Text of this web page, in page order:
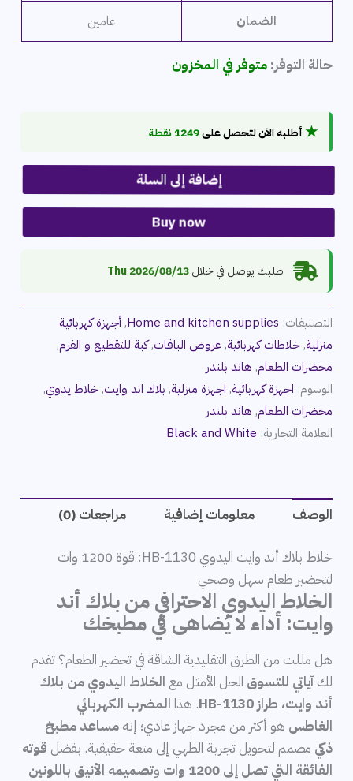
الضمان عامين
حالة التوفر: متوفر في المخزون
★أطلبه الآن لتحصل على1249 نقطة
إضافة إلى السلة
Buy now
طلبك يوصل في خلال2026/08/13 Thu
التصنيفات: Home and kitchen supplies
,أجهزة كهربائية
منزلية,خلاطات كهربائية,عروض الباقات,كبة للتقطيع و الفرم,
محضرات الطعام, هاند بلندر
الوسوم: اجهزة كهربائية, اجهزة منزلية, بلاك اند وايت,خلاط يدوي,
محضرات الطعام, هاند بلندر
العلامة التجارية: Black and White
الوصف معلومات إضافية مراجعات (0)
خلاط بلاك أند وايت اليدوي HB-1130: قوة 1200 وات
لتحضير طعام سهل وصحي
الخلاط اليدوي الاحترافي من بلاك أند
وايت: أداء لا يُضاهى في مطبخك
هل مللت من الطرق التقليدية الشاقة في تحضير الطعام؟ تقدم
لكآياتي للتسوق الحل الأمثل مع الخلاط اليدوي من بلاك
أند وايت، طراز HB-1130
. هذا المضرب الكهربائي
الغاطس هو أكثر من مجرد جهاز عادي؛ إنهمساعد مطبخ
ذكي مصمم لتحويل تجربة الطهي إلى متعة حقيقية. بفضل قوته
الفائقة التي تصل إلى 1200 وات
وتصميمه الأنيق باللونين